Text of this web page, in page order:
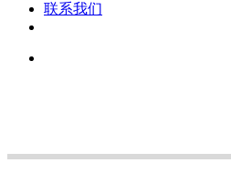
联系我们